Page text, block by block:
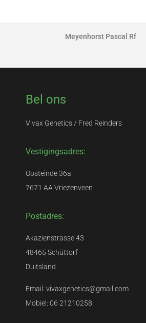
Meyenhorst Pascal Rf
Bel ons
Vivax Genetics / Fred Reinders
Vestigingsadres:
Oosteinde 36a
7671 AA Vriezenveen
Postadres:
Akazienstrasse 43
48465 Schüttorf
Duitsland
Email: vivaxgenetics@gmail.com
Mobiel: 06 21210258